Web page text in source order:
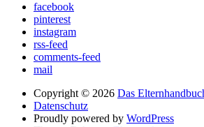
facebook
pinterest
instagram
rss-feed
comments-feed
mail
Copyright © 2026 Das
Datenschutz
Proudly powered by WordPress